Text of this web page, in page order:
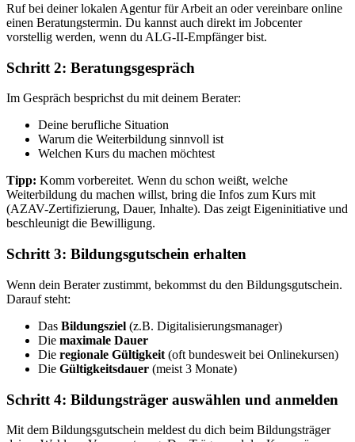
Ruf bei deiner lokalen Agentur für Arbeit an oder vereinbare online
einen Beratungstermin. Du kannst auch direkt im Jobcenter
vorstellig werden, wenn du ALG-II-Empfänger bist.
Schritt 2: Beratungsgespräch
Im Gespräch besprichst du mit deinem Berater:
Deine berufliche Situation
Warum die Weiterbildung sinnvoll ist
Welchen Kurs du machen möchtest
Tipp: Komm vorbereitet. Wenn du schon weißt, welche
Weiterbildung du machen willst, bring die Infos zum Kurs mit
(AZAV-Zertifizierung, Dauer, Inhalte). Das zeigt Eigeninitiative und
beschleunigt die Bewilligung.
Schritt 3: Bildungsgutschein erhalten
Wenn dein Berater zustimmt, bekommst du den Bildungsgutschein.
Darauf steht:
Das Bildungsziel (z.B. Digitalisierungsmanager)
Die maximale Dauer
Die regionale Gültigkeit (oft bundesweit bei Onlinekursen)
Die Gültigkeitsdauer (meist 3 Monate)
Schritt 4: Bildungsträger auswählen und anmelden
Mit dem Bildungsgutschein meldest du dich beim Bildungsträger